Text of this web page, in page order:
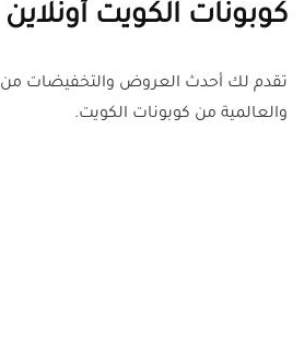
كوبونات الكويت أونلاين
تقدم لك أحدث العروض والتخفيضات من
والعالمية من كوبونات الكويت.